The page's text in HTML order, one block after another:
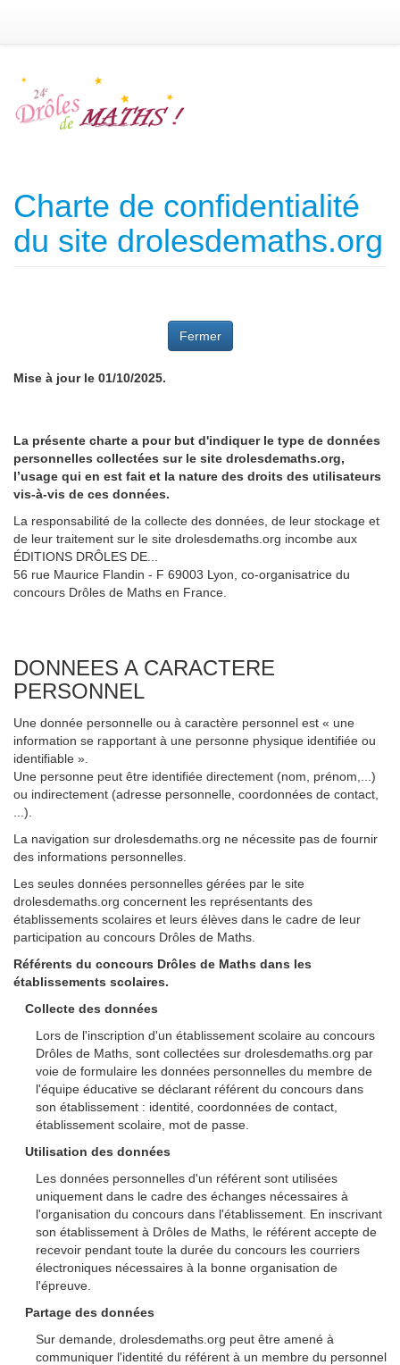
Charte de confidentialité
du site drolesdemaths.org
Fermer
Mise à jour le 01/10/2025.
La présente charte a pour but d'indiquer le type de données
personnelles collectées sur le site drolesdemaths.org,
l’usage qui en est fait et la nature des droits des utilisateurs
vis-à-vis de ces données.
La responsabilité de la collecte des données, de leur stockage et
de leur traitement sur le site drolesdemaths.org incombe aux
ÉDITIONS DRÔLES DE...
56 rue Maurice Flandin - F 69003 Lyon, co-organisatrice du
concours Drôles de Maths en France.
DONNEES A CARACTERE
PERSONNEL
Une donnée personnelle ou à caractère personnel est « une
information se rapportant à une personne physique identifiée ou
identifiable ».
Une personne peut être identifiée directement (nom, prénom,...)
ou indirectement (adresse personnelle, coordonnées de contact,
...).
La navigation sur drolesdemaths.org ne nécessite pas de fournir
des informations personnelles.
Les seules données personnelles gérées par le site
drolesdemaths.org concernent les représentants des
établissements scolaires et leurs élèves dans le cadre de leur
participation au concours Drôles de Maths.
Référents du concours Drôles de Maths dans les
établissements scolaires.
Collecte des données
Lors de l'inscription d'un établissement scolaire au concours
Drôles de Maths, sont collectées sur drolesdemaths.org par
voie de formulaire les données personnelles du membre de
l'équipe éducative se déclarant référent du concours dans
son établissement : identité, coordonnées de contact,
établissement scolaire, mot de passe.
Utilisation des données
Les données personnelles d'un référent sont utilisées
uniquement dans le cadre des échanges nécessaires à
l'organisation du concours dans l'établissement. En inscrivant
son établissement à Drôles de Maths, le référent accepte de
recevoir pendant toute la durée du concours les courriers
électroniques nécessaires à la bonne organisation de
l'épreuve.
Partage des données
Sur demande, drolesdemaths.org peut être amené à
communiquer l'identité du référent à un membre du personnel